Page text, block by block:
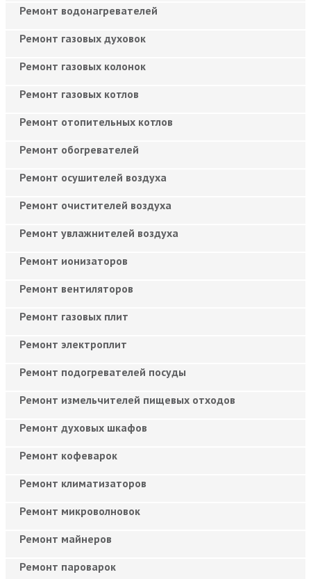
Ремонт водонагревателей
Ремонт газовых духовок
Ремонт газовых колонок
Ремонт газовых котлов
Ремонт отопительных котлов
Ремонт обогревателей
Ремонт осушителей воздуха
Ремонт очистителей воздуха
Ремонт увлажнителей воздуха
Ремонт ионизаторов
Ремонт вентиляторов
Ремонт газовых плит
Ремонт электроплит
Ремонт подогревателей посуды
Ремонт измельчителей пищевых отходов
Ремонт духовых шкафов
Ремонт кофеварок
Ремонт климатизаторов
Ремонт микроволновок
Ремонт майнеров
Ремонт пароварок